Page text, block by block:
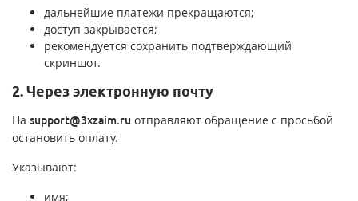
дальнейшие платежи прекращаются;
доступ закрывается;
рекомендуется сохранить подтверждающий
скриншот.
2. Через электронную почту
На support@3xzaim.ru отправляют обращение с просьбой
остановить оплату.
Указывают:
имя;